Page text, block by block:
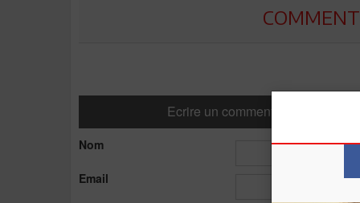
Ecrire un commentaire
Nom
Email